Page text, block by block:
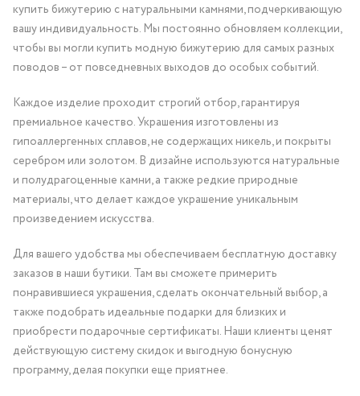
купить бижутерию с натуральными камнями, подчеркивающую
вашу индивидуальность. Мы постоянно обновляем коллекции,
чтобы вы могли купить модную бижутерию для самых разных
поводов – от повседневных выходов до особых событий.
Каждое изделие проходит строгий отбор, гарантируя
премиальное качество. Украшения изготовлены из
гипоаллергенных сплавов, не содержащих никель, и покрыты
серебром или золотом. В дизайне используются натуральные
и полудрагоценные камни, а также редкие природные
материалы, что делает каждое украшение уникальным
произведением искусства.
Для вашего удобства мы обеспечиваем бесплатную доставку
заказов в наши бутики. Там вы сможете примерить
понравившиеся украшения, сделать окончательный выбор, а
также подобрать идеальные подарки для близких и
приобрести подарочные сертификаты. Наши клиенты ценят
действующую систему скидок и выгодную бонусную
программу, делая покупки еще приятнее.